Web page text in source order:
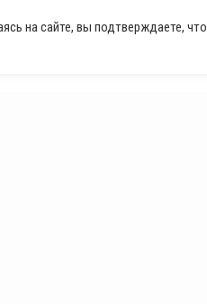
на сайте, вы подтверждаете, что